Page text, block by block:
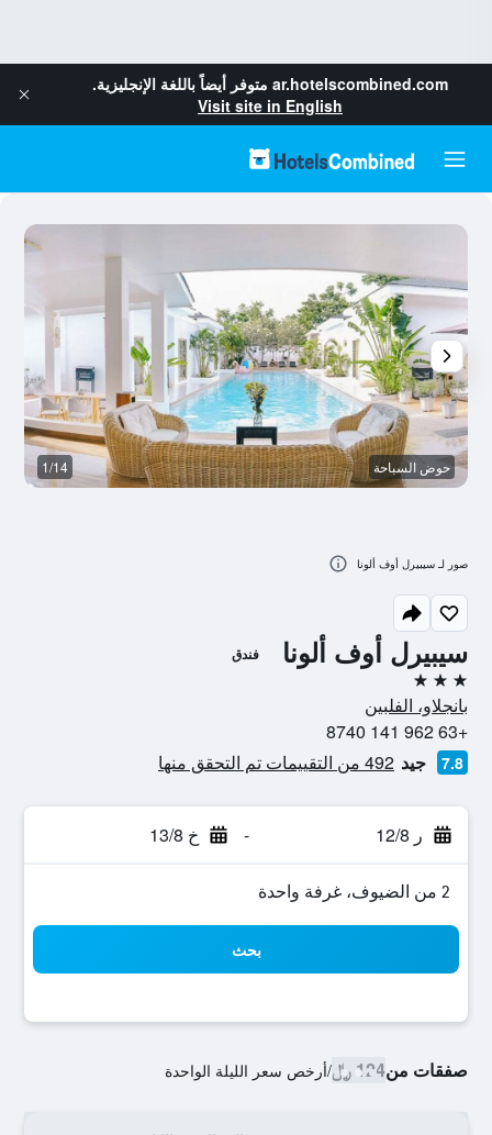
ar.hotelscombined.com متوفر أيضاً باللغة الإنجليزية.
Visit site in English
سيبيرل أوف ألونا فندق
3 نجوم
بانجلاو، الفلبين
+63 962 141 8740
7.8 جيد 492 من التقييمات تم التحقق منها
ر 12/8 - خ 13/8
2 من الضيوف، غرفة واحدة
بحث
صفقات من124 ﷼ /أرخص سعر الليلة الواحدة
حوض السباحة 1/14
صور لـ سيبيرل أوف ألونا